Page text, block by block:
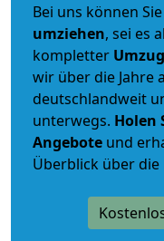
Bei uns können Sie
umziehen, sei es
kompletter Umzug
wir über die Jahre
deutschlandweit
unterwegs. Holen
Angebote und
Überblick über